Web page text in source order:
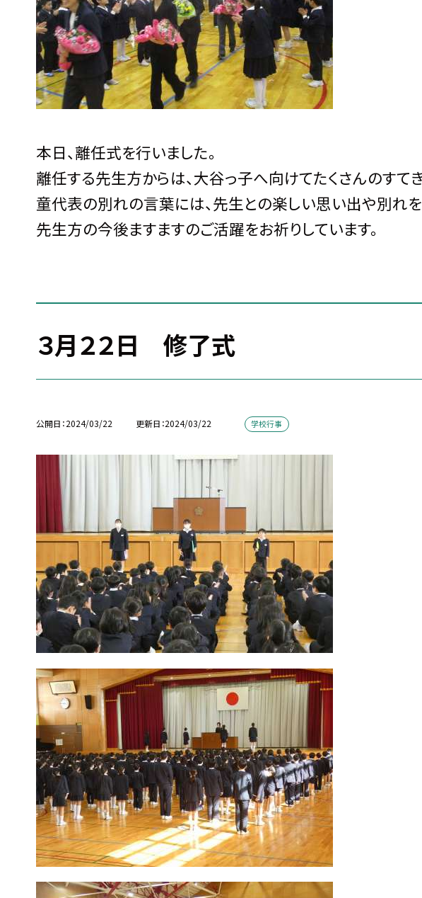
本日、離任式を行いました。
離任する先生方からは、大谷っ子へ向けてたくさんのすて
童代表の別れの言葉には、先生との楽しい思い出や別れ
先生方の今後ますますのご活躍をお祈りしています。
３月２２日 修了式
公開日 2024/03/22 更新日 2024/03/22 学校行事